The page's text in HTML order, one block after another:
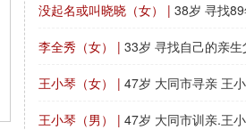
没起名或叫晓晓（女） | 38岁 寻找89年农
李全秀（女） | 33岁 寻找自己的亲生父
王小琴（女） | 47岁 大同市寻亲 王小琴（文春
王小琴（男） | 47岁 大同市训亲.王小琴，拜托大